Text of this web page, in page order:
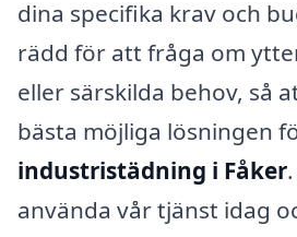
dina specifika krav och
rädd för att fråga om
eller särskilda behov, så
bästa möjliga lösningen
industristädning i Fåker
använda vår tjänst idag